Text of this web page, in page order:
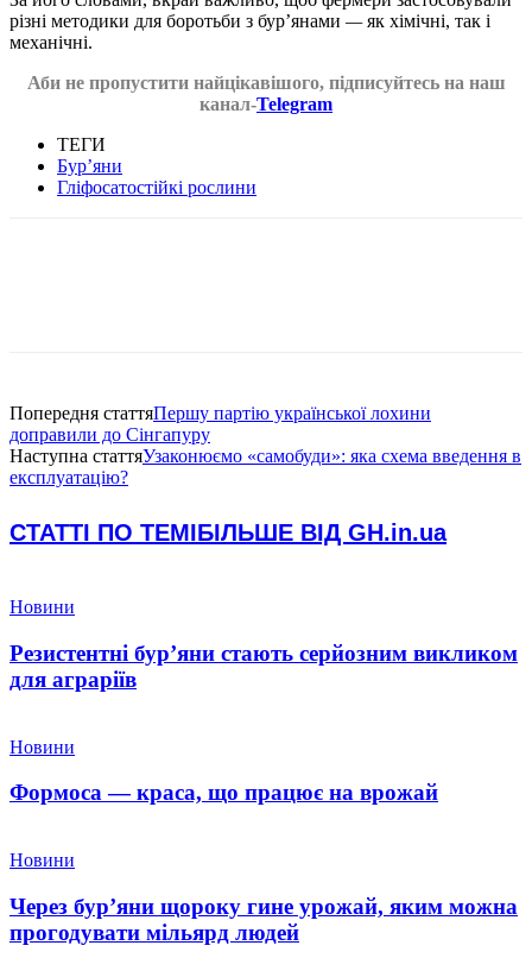
різні методики для боротьби з бур’янами —як хімічні, так і
механічні.
Аби не пропустити найцікавішого, підписуйтесь на наш
канал-Telegram
ТЕГИ
Бур’яни
Гліфосатостійкі рослини
Попередня статтяПершу партію української лохини
доправили до Сінгапуру
Наступна статтяУзаконюємо «самобуди»: яка схема введення в
експлуатацію?
СТАТТІ ПО ТЕМІБІЛЬШЕ ВІД GH.in.ua
Новини
Резистентні бур’яни стають серйозним викликом
для аграріїв
Новини
Формоса — краса, що працює на врожай
Новини
Через бур’яни щороку гине урожай, яким можна
прогодувати мільярд людей